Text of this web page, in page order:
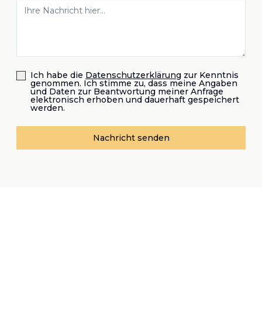
Ich habe die Datenschutzerklärung zur Kenntnis
genommen. Ich stimme zu, dass meine Angaben
und Daten zur Beantwortung meiner Anfrage
elektronisch erhoben und dauerhaft gespeichert
werden.
Nachricht senden